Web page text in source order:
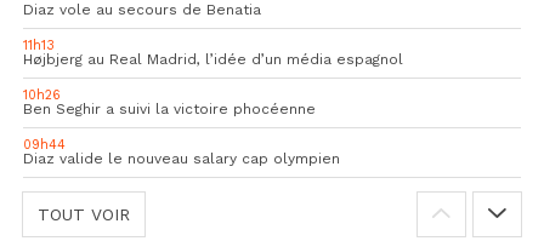
Diaz vole au secours de Benatia
11h13
Højbjerg au Real Madrid, l’idée d’un média espagnol
10h26
Ben Seghir a suivi la victoire phocéenne
09h44
Diaz valide le nouveau salary cap olympien
TOUT VOIR